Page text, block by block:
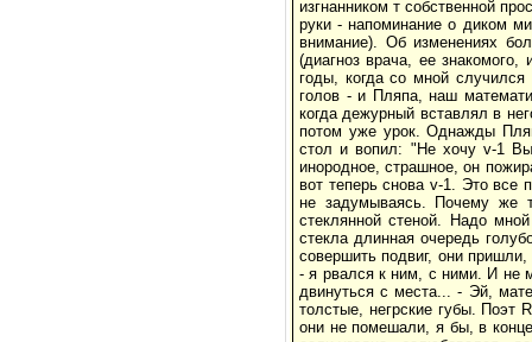
изгнанником т собственной
руки - напоминание о диком
внимание). Об изменениях
(диагноз врача, ее
годы, когда со мной
голов - и Пляпа, наш
когда дежурный вставлял в
потом уже урок. Однажды
стол и вопил: "Не хочу v-1
инородное, страшное, он
вот теперь снова v-1. Это все
не задумываясь. Почему же
стеклянной стеной. Надо
стекла длинная очередь
совершить подвиг, они
- я рвался к ним, с ними. И не
двинуться с места... - Эй,
толстые, негрские губы.
они не помешали, я бы, в